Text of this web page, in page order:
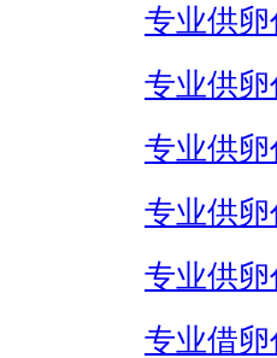
专业供
专业供
专业供
专业供
专业供卵
专业借